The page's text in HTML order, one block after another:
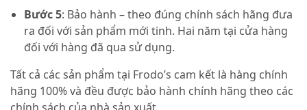
Bước 5: Bảo hành – theo đúng chính sách hãng đưa
ra đối với sản phẩm mới tinh. Hai năm tại cửa hàng
đối với hàng đã qua sử dụng.
Tất cả các sản phẩm tại Frodo’s cam kết là hàng chính
hãng 100% và đều được bảo hành chính hãng theo các